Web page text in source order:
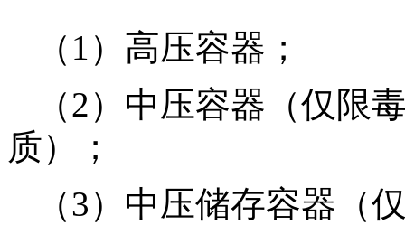
（1）高压容器；
（2）中压容器（仅限
质）；
（3）中压储存容器（